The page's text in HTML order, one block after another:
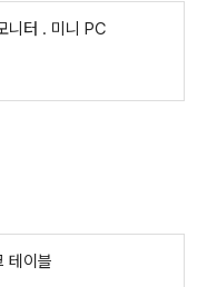
니터 . 미니 PC
테이블